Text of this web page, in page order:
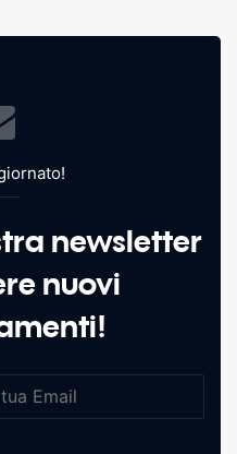
newsletter
nuovi